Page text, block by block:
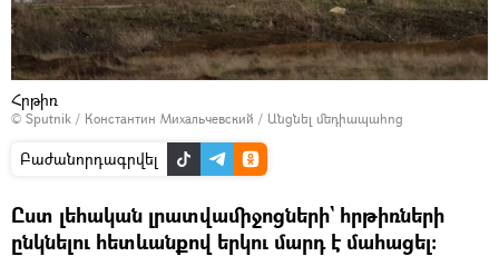
Հրթիռ
© Sputnik / Константин Михальчевский / Անցնել մեդիապահոց
Բաժանորդագրվել
Ըստ լեհական լրատվամիջոցների` հրթիռների
ընկնելու հետևանքով երկու մարդ է մահացել։